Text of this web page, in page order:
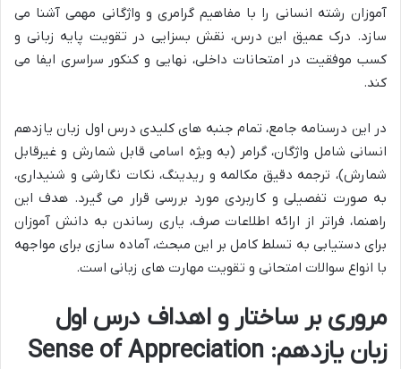
آموزان رشته انسانی را با مفاهیم گرامری و واژگانی مهمی آشنا می
سازد. درک عمیق این درس، نقش بسزایی در تقویت پایه زبانی و
کسب موفقیت در امتحانات داخلی، نهایی و کنکور سراسری ایفا می
کند.
در این درسنامه جامع، تمام جنبه های کلیدی درس اول زبان یازدهم
انسانی شامل واژگان، گرامر (به ویژه اسامی قابل شمارش و غیرقابل
شمارش)، ترجمه دقیق مکالمه و ریدینگ، نکات نگارشی و شنیداری،
به صورت تفصیلی و کاربردی مورد بررسی قرار می گیرد. هدف این
راهنما، فراتر از ارائه اطلاعات صرف، یاری رساندن به دانش آموزان
برای دستیابی به تسلط کامل بر این مبحث، آماده سازی برای مواجهه
با انواع سوالات امتحانی و تقویت مهارت های زبانی است.
مروری بر ساختار و اهداف درس اول
زبان یازدهم: Sense of Appreciation